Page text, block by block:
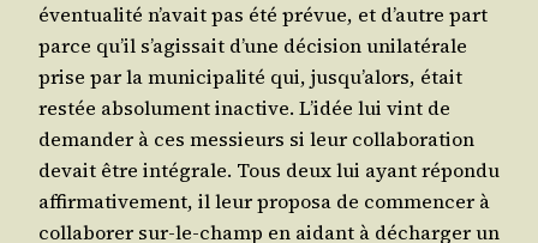
éven­tua­li­té n’a­vait pas été pré­vue, et d’autre part
parce qu’il s’a­gis­sait d’une déci­sion uni­la­té­rale
prise par la muni­ci­pa­li­té qui, jus­qu’a­lors, était
res­tée abso­lu­ment inac­tive. L’i­dée lui vint de
deman­der à ces mes­sieurs si leur col­la­bo­ra­tion
devait être inté­grale. Tous deux lui ayant répon­du
affir­ma­ti­ve­ment, il leur pro­po­sa de com­men­cer à
col­la­bo­rer sur-le-champ en aidant à déchar­ger un